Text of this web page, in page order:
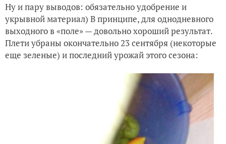
Ну и пару выводов: обязательно удобрение и
укрывной материал) В принципе, для однодневного
выходного в «поле» — довольно хороший результат.
Плети убраны окончательно 23 сентября (некоторые
еще зеленые) и последний урожай этого сезона: